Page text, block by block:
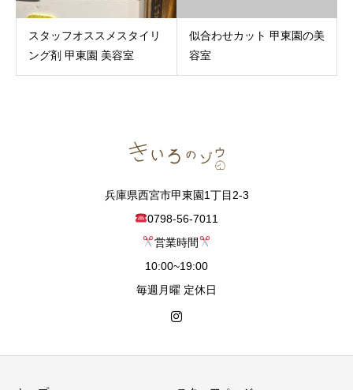
スタッフオススメスタイリ
ング剤 甲東園 美容室
似合わせカット 甲東園の美
容室
兵庫県西宮市甲東園1丁目2-3
0798-56-7011
営業時間
10:00~19:00
毎週月曜 定休日